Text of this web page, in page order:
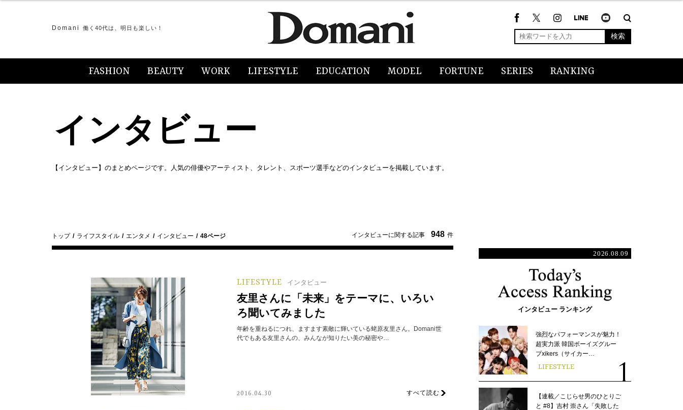
Domani 働く40代は、明日も楽しい！
検索
FASHION BEAUTY WORK LIFESTYLE EDUCATION MODEL FORTUNE SERIES RANKING
インタビュー
【インタビュー】のまとめページです。人気の俳優やアーティスト、タレント、スポーツ選手などのインタビューを掲載しています。
トップ ライフスタイル エンタメ インタビュー 48ページ インタビューに関する記事 948 件
LIFESTYLE インタビュー
友里さんに「未来」をテーマに、いろい
ろ聞いてみました
年齢を重ねるにつれ、ますます素敵に輝いている蛯原友里さん。Domani世
代でもある友里さんの、みんなが知りたい美の秘密や…
2016.04.30 すべて読む
2026.08.09
インタビュー ランキング
強烈なパフォーマンスが魅力！
超実力派 韓国ボーイズグルー
プxikers（サイカー…
LIFESTYLE
【連載／こじらせ男のひとりご
と #8】吉村 崇さん「失敗した